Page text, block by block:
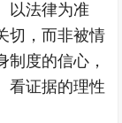
以法律为准
切，而非被情
制度的信心，
看证据的理性